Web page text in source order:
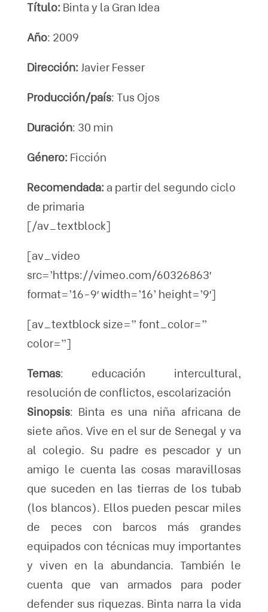
Título: Binta y la Gran Idea
Año: 2009
Dirección: Javier Fesser
Producción/país: Tus Ojos
Duración: 30 min
Género: Ficción
Recomendada: a partir del segundo ciclo
de primaria
[/av_textblock]
[av_video
src=’https://vimeo.com/60326863′
format=’16-9′ width=’16’ height=’9′]
[av_textblock size=” font_color=”
color=”]
Temas: educación intercultural,
resolución de conflictos, escolarización
Sinopsis: Binta es una niña africana de
siete años. Vive en el sur de Senegal y va
al colegio. Su padre es pescador y un
amigo le cuenta las cosas maravillosas
que suceden en las tierras de los tubab
(los blancos). Ellos pueden pescar miles
de peces con barcos más grandes
equipados con técnicas muy importantes
y viven en la abundancia. También le
cuenta que van armados para poder
defender sus riquezas. Binta narra la vida